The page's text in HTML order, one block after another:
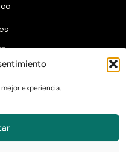
experiencia.
conseguir más pacientes
y rentable.